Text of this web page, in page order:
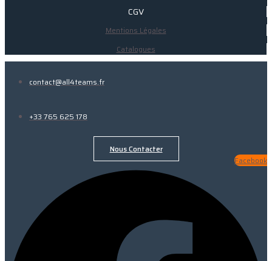
CGV
Mentions Légales
Catalogues
contact@all4teams.fr
+33 765 625 178
Nous Contacter
Facebook